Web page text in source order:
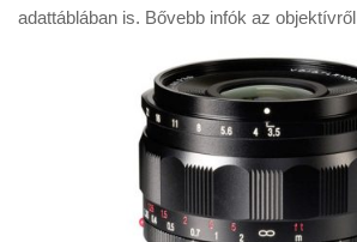
adattáblában is. Bővebb infók az objektívről